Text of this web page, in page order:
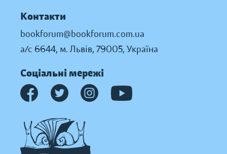
Контакти
bookforum@bookforum.com.ua
а/с 6644, м. Львів, 79005, Україна
Соціальні мережі